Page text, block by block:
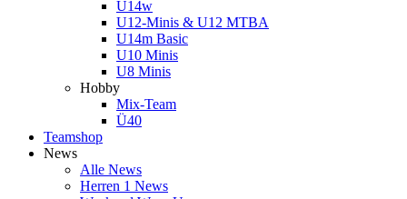
U14w
U12-Minis & U12 MTBA
U14m Basic
U10 Minis
U8 Minis
Hobby
Mix-Team
Ü40
Teamshop
News
Alle News
Herren 1 News